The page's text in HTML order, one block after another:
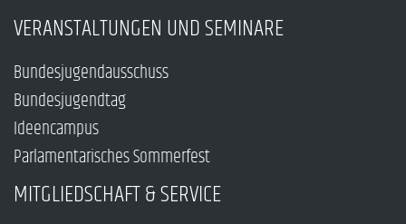
VERANSTALTUNGEN UND SEMINARE
Bundesjugendausschuss
Bundesjugendtag
Ideencampus
Parlamentarisches Sommerfest
MITGLIEDSCHAFT & SERVICE